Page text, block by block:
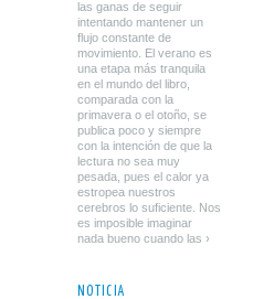
las ganas de seguir
intentando mantener un
flujo constante de
movimiento. El verano es
una etapa más tranquila
en el mundo del libro,
comparada con la
primavera o el otoño, se
publica poco y siempre
con la intención de que la
lectura no sea muy
pesada, pues el calor ya
estropea nuestros
cerebros lo suficiente. Nos
es imposible imaginar
nada bueno cuando las ›
NOTICIA